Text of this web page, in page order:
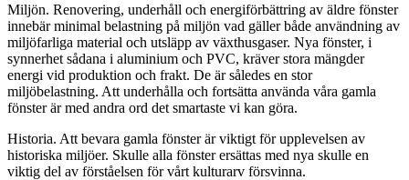
Miljön. Renovering, underhåll och energiförbättring av äldre fönster
innebär minimal belastning på miljön vad gäller både användning av
miljöfarliga material och utsläpp av växthusgaser. Nya fönster, i
synnerhet sådana i aluminium och PVC, kräver stora mängder
energi vid produktion och frakt. De är således en stor
miljöbelastning. Att underhålla och fortsätta använda våra gamla
fönster är med andra ord det smartaste vi kan göra.
Historia. Att bevara gamla fönster är viktigt för upplevelsen av
historiska miljöer. Skulle alla fönster ersättas med nya skulle en
viktig del av förståelsen för vårt kulturarv försvinna.